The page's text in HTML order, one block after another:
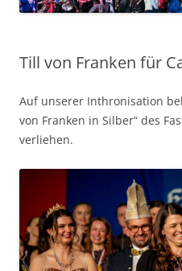
Till von Franken für
Auf unserer Inthronisation
von Franken in Silber“ des
verliehen.